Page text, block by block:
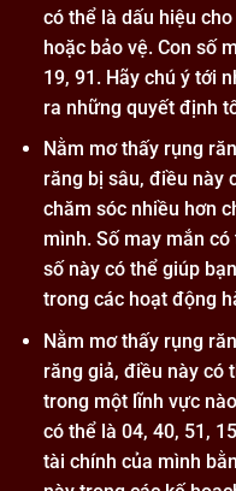
có thể là dấu hiệu
hoặc bảo vệ. Con số
19, 91. Hãy chú ý tới
ra những quyết định
Nằm mơ thấy rụng
răng bị sâu, điều này
chăm sóc nhiều hơn
mình. Số may mắn
số này có thể giúp
trong các hoạt động
Nằm mơ thấy rụng
răng giả, điều này có
trong một lĩnh vực
có thể là 04, 40, 51,
tài chính của mình